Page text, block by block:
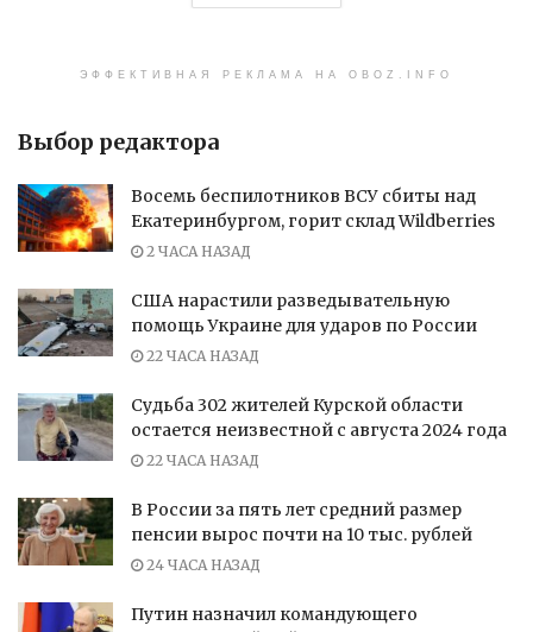
ЭФФЕКТИВНАЯ РЕКЛАМА НА OBOZ.INFO
Выбор редактора
Восемь беспилотников ВСУ сбиты над
Екатеринбургом, горит склад Wildberries
2 ЧАСА НАЗАД
США нарастили разведывательную
помощь Украине для ударов по России
22 ЧАСА НАЗАД
Судьба 302 жителей Курской области
остается неизвестной с августа 2024 года
22 ЧАСА НАЗАД
В России за пять лет средний размер
пенсии вырос почти на 10 тыс. рублей
24 ЧАСА НАЗАД
Путин назначил командующего